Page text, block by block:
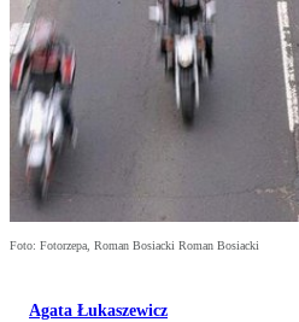
Foto: Fotorzepa, Roman Bosiacki Roman Bosiacki
Agata Łukaszewicz